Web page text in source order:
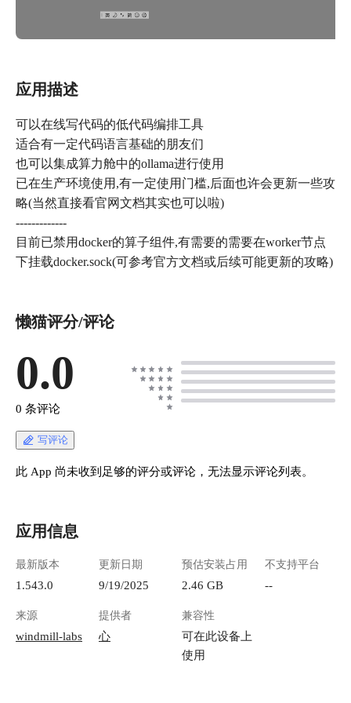
应用描述
可以在线写代码的低代码编排工具
适合有一定代码语言基础的朋友们
也可以集成算力舱中的ollama进行使用
已在生产环境使用,有一定使用门槛,后面也许会更新一些攻
略(当然直接看官网文档其实也可以啦)
-------------
目前已禁用docker的算子组件,有需要的需要在worker节点
下挂载docker.sock(可参考官方文档或后续可能更新的攻略)
懒猫评分/评论
0.0
0 条评论
写评论
此 App 尚未收到足够的评分或评论，无法显示评论列表。
应用信息
最新版本
1.543.0
更新日期
9/19/2025
预估安装占用
2.46 GB
不支持平台
--
来源
windmill-labs
提供者
心
兼容性
可在此设备上
使用